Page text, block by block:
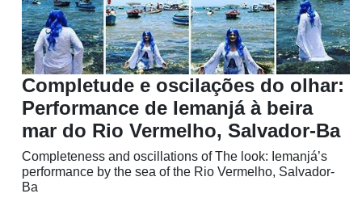
Completude e oscilações do olhar:
Performance de Iemanjá à beira
mar do Rio Vermelho, Salvador-Ba
Completeness and oscillations of The look: Iemanjá’s
performance by the sea of the Rio Vermelho, Salvador-
Ba